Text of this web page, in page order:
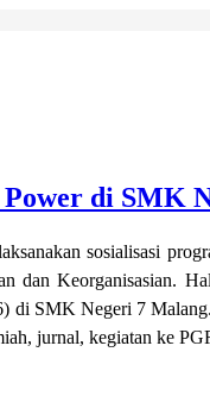
di SMK
sosialisasi
dan Keorganisasian.
di SMK Negeri 7
jurnal, kegiatan ke